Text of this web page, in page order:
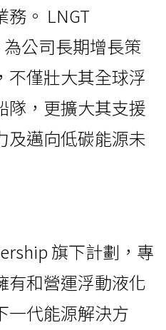
務。 LNGT
公司長期增長策
不僅壯大其全球浮
隊，更擴大其支援
及邁向低碳能源未
旗下計劃，專
有和營運浮動液化
一代能源解決方